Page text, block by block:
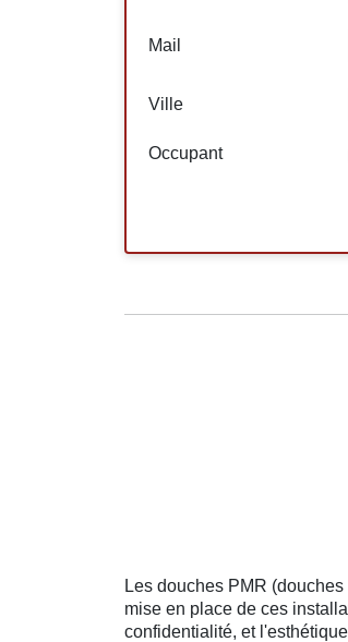
Mail
Ville
Occupant
Les douches PMR
mise en place de ces
confidentialité, et